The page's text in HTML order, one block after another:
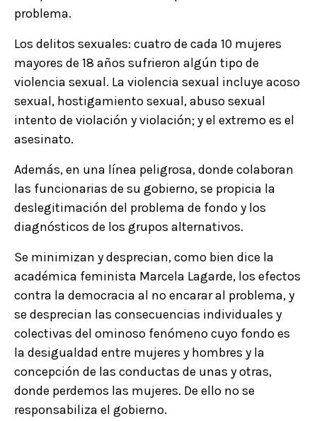
problema.
Los delitos sexuales: cuatro de cada 10 mujeres
mayores de 18 años sufrieron algún tipo de
violencia sexual. La violencia sexual incluye acoso
sexual, hostigamiento sexual, abuso sexual
intento de violación y violación; y el extremo es el
asesinato.
Además, en una línea peligrosa, donde colaboran
las funcionarias de su gobierno, se propicia la
deslegitimación del problema de fondo y los
diagnósticos de los grupos alternativos.
Se minimizan y desprecian, como bien dice la
académica feminista Marcela Lagarde, los efectos
contra la democracia al no encarar al problema, y
se desprecian las consecuencias individuales y
colectivas del ominoso fenómeno cuyo fondo es
la desigualdad entre mujeres y hombres y la
concepción de las conductas de unas y otras,
donde perdemos las mujeres. De ello no se
responsabiliza el gobierno.